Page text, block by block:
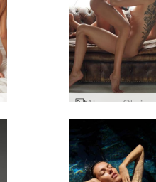
Alya og Oksi erótísk fantasía